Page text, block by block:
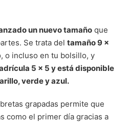
un nuevo tamaño que
Se trata del tamaño 9 x
o incluso en tu bolsillo, y
5 x 5 y está disponible
verde y azul.
grapadas permite que
como el primer día gracias a